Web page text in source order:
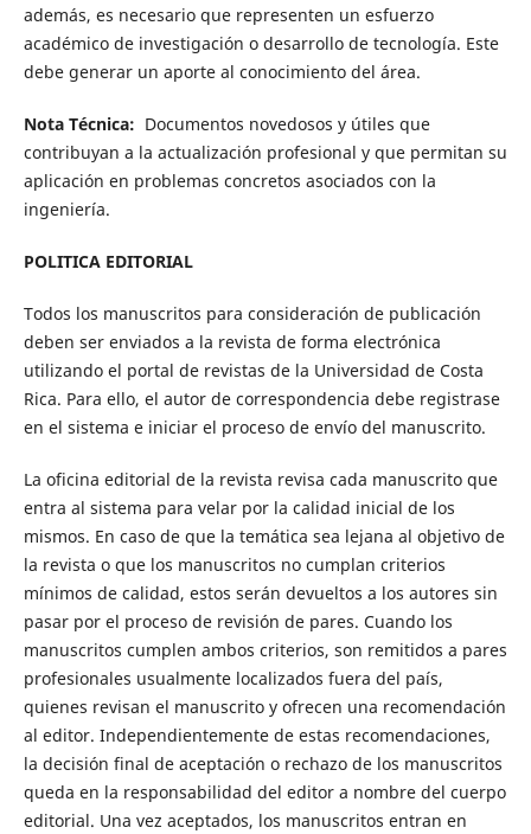
además, es necesario que representen un esfuerzo
académico de investigación o desarrollo de tecnología. Este
debe generar un aporte al conocimiento del área.
Nota Técnica: Documentos novedosos y útiles que
contribuyan a la actualización profesional y que permitan su
aplicación en problemas concretos asociados con la
ingeniería.
POLITICA EDITORIAL
Todos los manuscritos para consideración de publicación
deben ser enviados a la revista de forma electrónica
utilizando el portal de revistas de la Universidad de Costa
Rica. Para ello, el autor de correspondencia debe registrase
en el sistema e iniciar el proceso de envío del manuscrito.
La oficina editorial de la revista revisa cada manuscrito que
entra al sistema para velar por la calidad inicial de los
mismos. En caso de que la temática sea lejana al objetivo de
la revista o que los manuscritos no cumplan criterios
mínimos de calidad, estos serán devueltos a los autores sin
pasar por el proceso de revisión de pares. Cuando los
manuscritos cumplen ambos criterios, son remitidos a pares
profesionales usualmente localizados fuera del país,
quienes revisan el manuscrito y ofrecen una recomendación
al editor. Independientemente de estas recomendaciones,
la decisión final de aceptación o rechazo de los manuscritos
queda en la responsabilidad del editor a nombre del cuerpo
editorial. Una vez aceptados, los manuscritos entran en